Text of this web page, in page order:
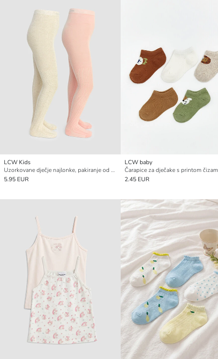
LCW Kids
Uzorkovane dječje najlonke, pakiranje od 2 komada
5.95 EUR
LCW baby
2.45 EUR